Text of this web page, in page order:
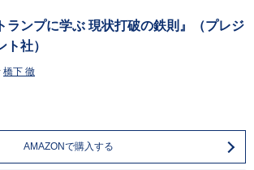
ランプに学ぶ 現状打破の鉄則』（プレジ
ト社）
橋下 徹
AMAZONで購入する